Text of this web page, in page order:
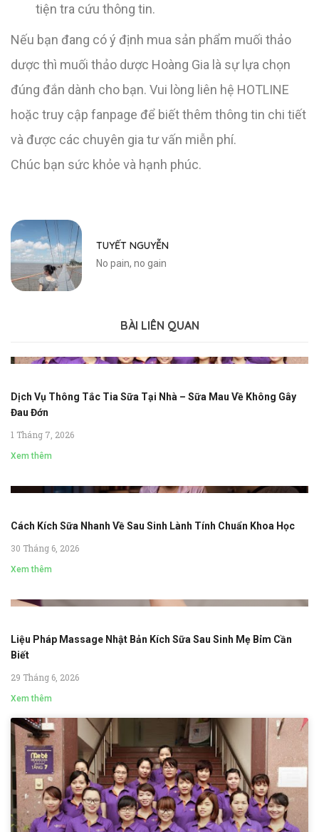
tiện tra cứu thông tin.
Nếu bạn đang có ý định mua sản phẩm muối thảo
dược thì muối thảo dược Hoàng Gia là sự lựa chọn
đúng đắn dành cho bạn. Vui lòng liên hệ HOTLINE
hoặc truy cập fanpage để biết thêm thông tin chi tiết
và được các chuyên gia tư vấn miễn phí.
Chúc bạn sức khỏe và hạnh phúc.
TUYẾT NGUYỄN
No pain, no gain
BÀI LIÊN QUAN
Dịch Vụ Thông Tắc Tia Sữa Tại Nhà – Sữa Mau Về Không Gây
Đau Đớn
1 Tháng 7, 2026
Xem thêm
Cách Kích Sữa Nhanh Về Sau Sinh Lành Tính Chuẩn Khoa Học
30 Tháng 6, 2026
Xem thêm
Liệu Pháp Massage Nhật Bản Kích Sữa Sau Sinh Mẹ Bỉm Cần
Biết
29 Tháng 6, 2026
Xem thêm